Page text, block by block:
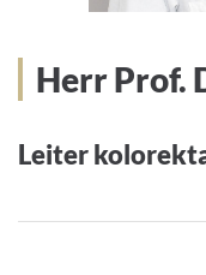
Herr Prof.
Leiter